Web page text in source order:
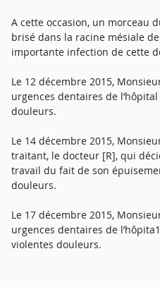
A cette occasion, un morceau
brisé dans la racine mésiale
importante infection de cette
Le 12 décembre 2015,
urgences dentaires de
douleurs.
Le 14 décembre 2015,
traitant, le docteur [R], qui
travail du fait de son
douleurs.
Le 17 décembre 2015,
urgences dentaires de
violentes douleurs.